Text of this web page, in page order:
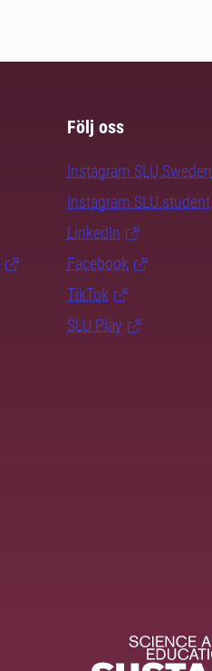
Följ oss
Instagram SLU.Sweden
Instagram SLU.student
LinkedIn
Facebook
TikTok
SLU Play